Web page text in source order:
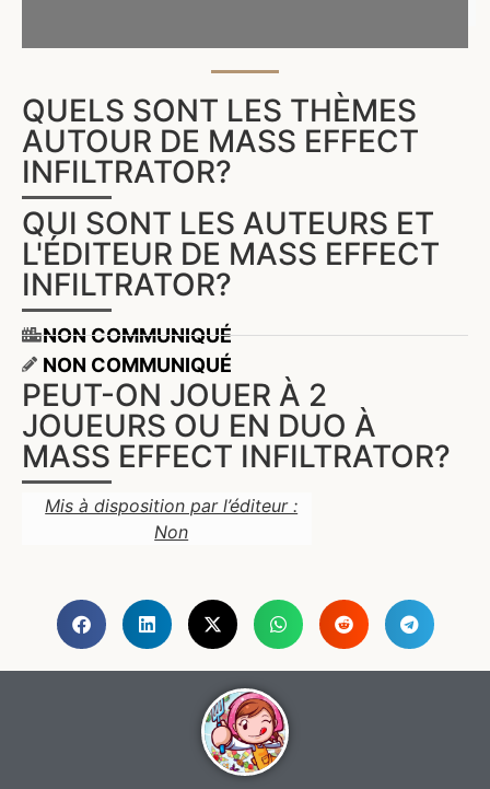
QUELS SONT LES THÈMES
AUTOUR DE MASS EFFECT
INFILTRATOR?
QUI SONT LES AUTEURS ET
L'ÉDITEUR DE MASS EFFECT
INFILTRATOR?
NON COMMUNIQUÉ
NON COMMUNIQUÉ
PEUT-ON JOUER À 2
JOUEURS OU EN DUO À
MASS EFFECT INFILTRATOR?
Mis à disposition par l’éditeur :
Non